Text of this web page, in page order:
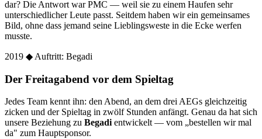
dar? Die Antwort war PMC — weil sie zu einem Haufen sehr
unterschiedlicher Leute passt. Seitdem haben wir ein gemeinsames
Bild, ohne dass jemand seine Lieblingsweste in die Ecke werfen
musste.
2019 ◆ Auftritt: Begadi
Der Freitagabend vor dem Spieltag
Jedes Team kennt ihn: den Abend, an dem drei AEGs gleichzeitig
zicken und der Spieltag in zwölf Stunden anfängt. Genau da hat sich
unsere Beziehung zu Begadientwickelt — vom „bestellen wir mal
da" zum Hauptsponsor.